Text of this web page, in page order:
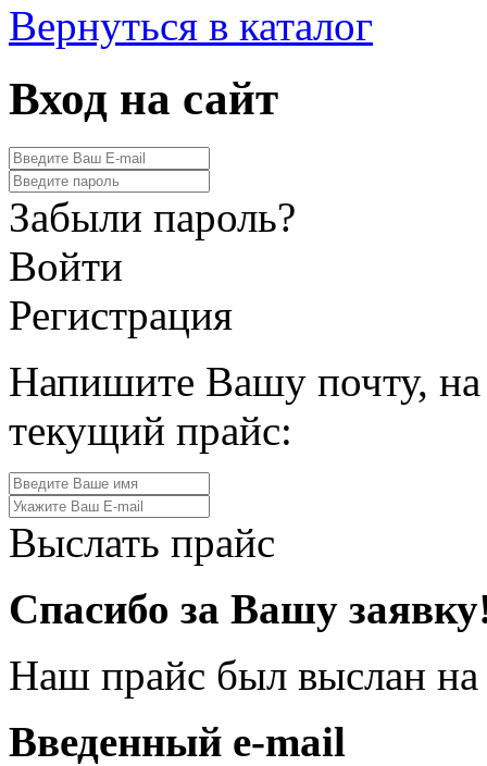
Вернуться в каталог
Вход на сайт
Забыли пароль?
Войти
Регистрация
Напишите Вашу почту,
текущий прайс:
Выслать прайс
Спасибо за Вашу
Наш прайс был выслан
Введенный e-mail